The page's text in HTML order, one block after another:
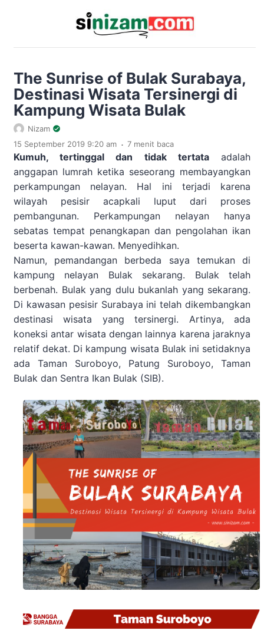
The Sunrise of Bulak Surabaya,
Destinasi Wisata Tersinergi di
Kampung Wisata Bulak
Nizam
15 September 2019 9:20 am . 7 menit baca
Kumuh, tertinggal dan tidak tertataadalah
anggapan lumrah ketika seseorang membayangkan
perkampungan nelayan. Hal ini terjadi karena
wilayah pesisir acapkali luput dari proses
pembangunan. Perkampungan nelayan hanya
sebatas tempat penangkapan dan pengolahan ikan
beserta kawan-kawan. Menyedihkan.
Namun, pemandangan berbeda saya temukan di
kampung nelayan Bulak sekarang. Bulak telah
berbenah. Bulak yang dulu bukanlah yang sekarang.
Di kawasan pesisir Surabaya ini telah dikembangkan
destinasi wisata yang tersinergi. Artinya, ada
koneksi antar wisata dengan lainnya karena jaraknya
relatif dekat. Di kampung wisata Bulak ini setidaknya
ada Taman Suroboyo, Patung Suroboyo, Taman
Bulak dan Sentra Ikan Bulak (SIB).